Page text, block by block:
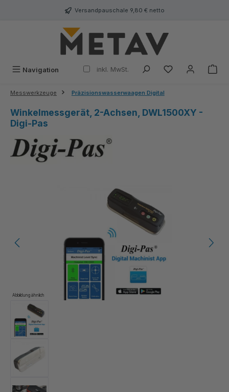
Versandpauschale 9,80 € netto
Navigation inkl. MwSt.
Messwerkzeuge Präzisionswasserwaagen Digital
Winkelmessgerät, 2-Achsen, DWL1500XY -
Digi-Pas
Abbildung ähnlich